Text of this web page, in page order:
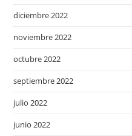
diciembre 2022
noviembre 2022
octubre 2022
septiembre 2022
julio 2022
junio 2022